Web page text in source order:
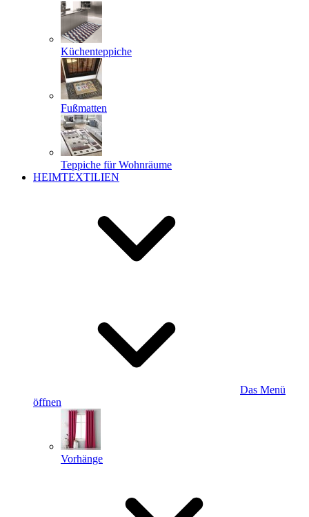
Küchenteppiche
Fußmatten
Teppiche für Wohnräume
HEIMTEXTILIEN
Das Menü
öffnen
Vorhänge